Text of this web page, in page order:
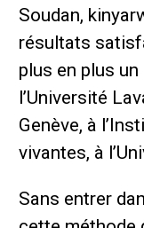
Soudan,
résultats
plus en plus
l’Université
Genève, à
vivantes, à
Sans entrer